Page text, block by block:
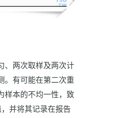
、两次取样及两次计
。有可能在第二次重
样本的不均一性，致
并将其记录在报告